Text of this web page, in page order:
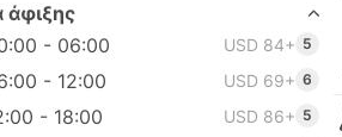
άφιξης
- 06:00
USD 84+ 5
- 12:00 USD 69+ 6
- 18:00 USD 86+ 5